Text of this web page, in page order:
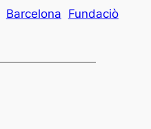
Barcelona Fundaciò